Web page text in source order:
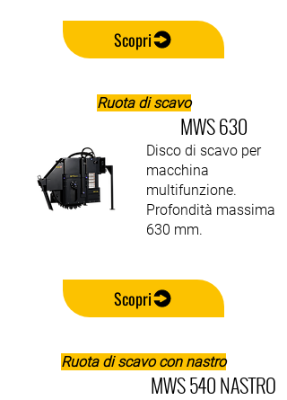
Scopri
Ruota di scavo
MWS 630
Disco di scavo per
macchina
multifunzione.
Profondità massima
630 mm.
Scopri
Ruota di scavo con nastro
MWS 540 NASTRO